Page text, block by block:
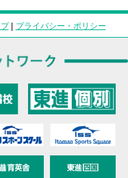
| プライバシー・ポリシー